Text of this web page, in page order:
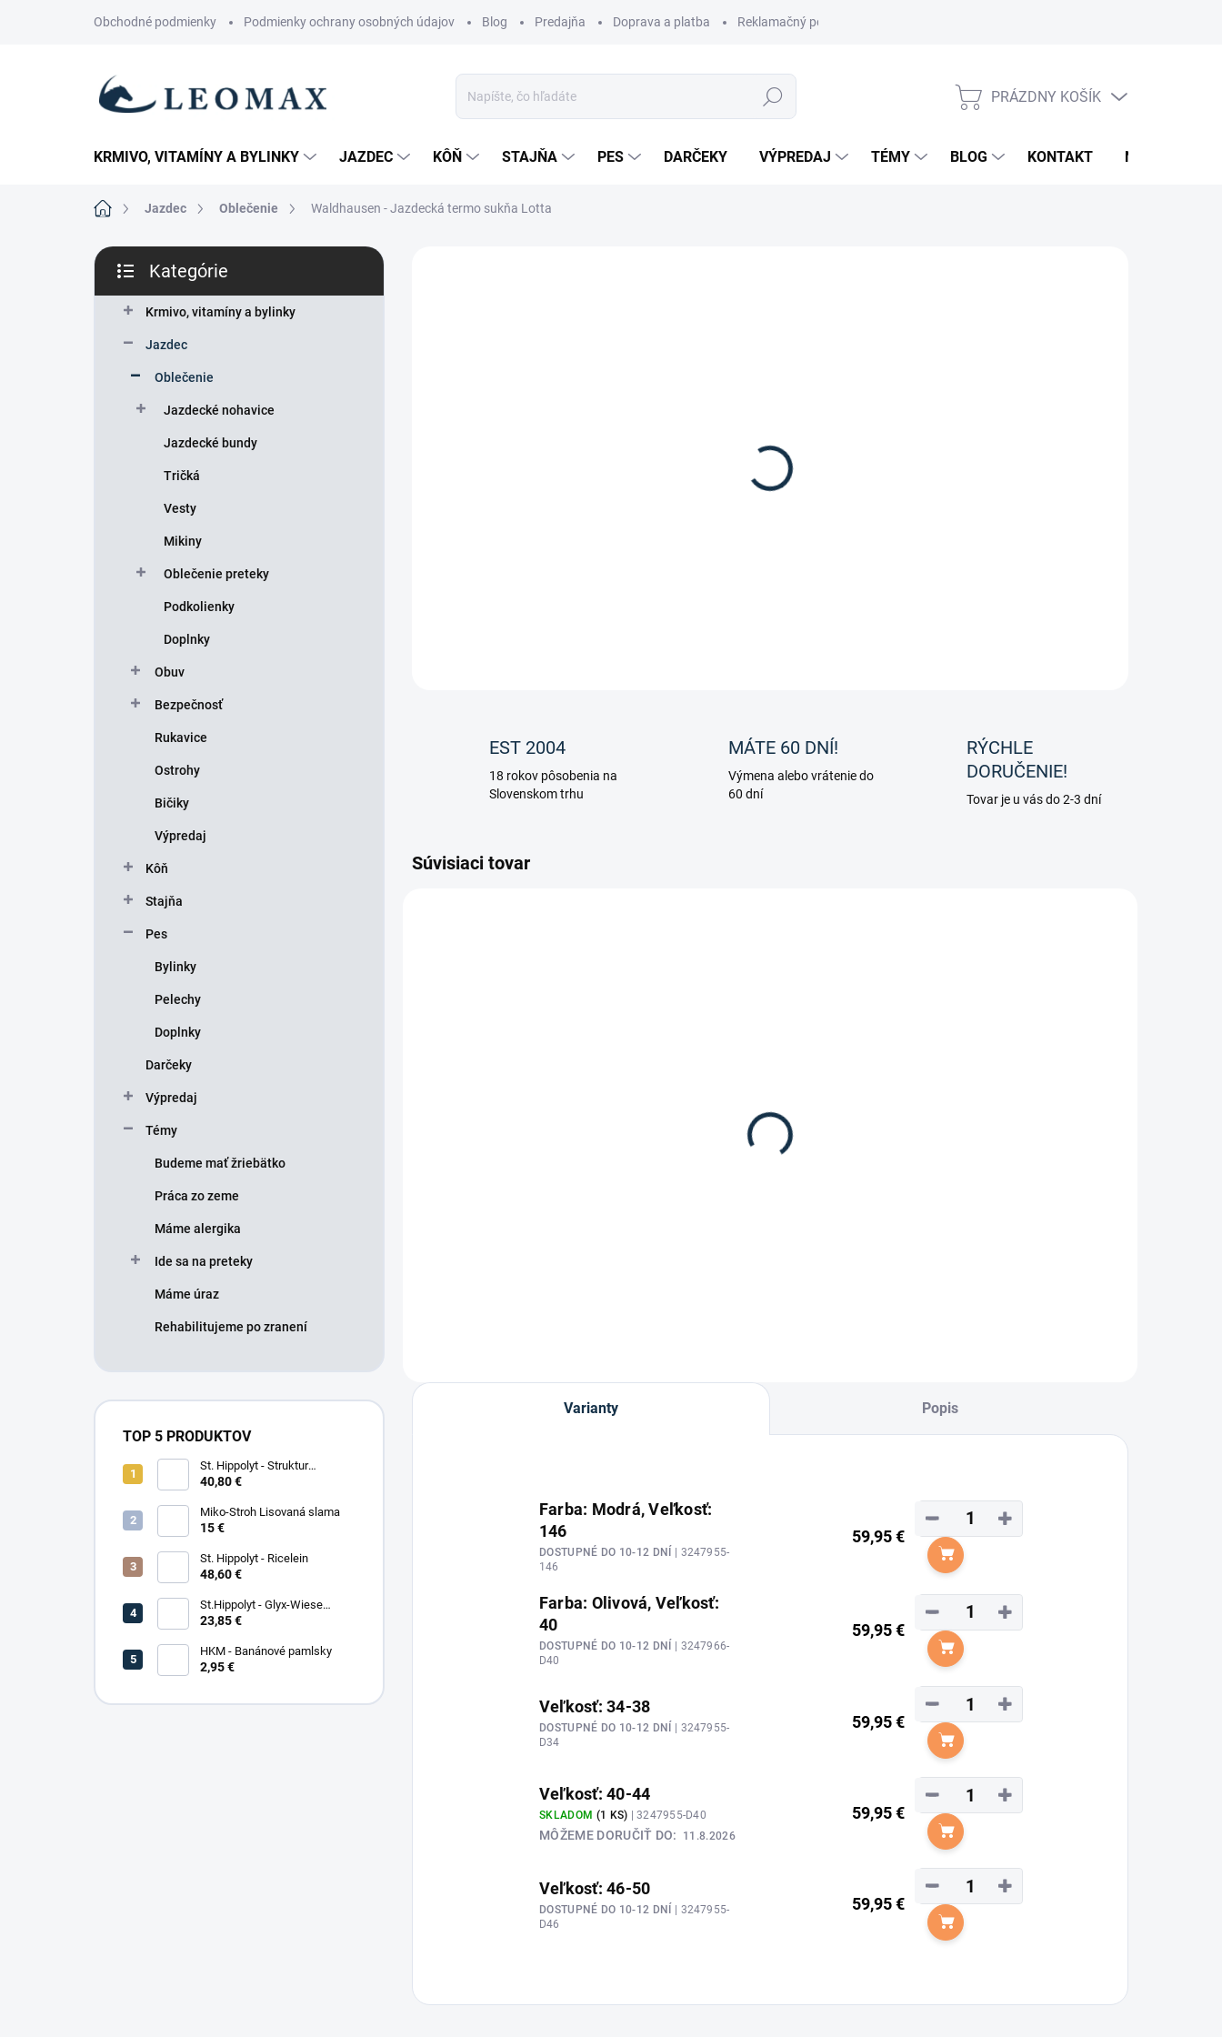
Obchodné podmienky Podmienky ochrany osobných údajov Blog Predajňa Doprava a platba Reklamačný poriadok
Hľadať
NÁKUPNÝ
PRÁZDNY KOŠÍK
KRMIVO, VITAMÍNY A BYLINKY JAZDEC KÔŇ STAJŇA PES DARČEKY VÝPREDAJ TÉMY BLOG KONTAKT NOVINKY
DomovJazdec Oblečenie Waldhausen - Jazdecká termo sukňa Lotta
B
č
kategórie
Kategórie
Krmivo, vitamíny a bylinky
Jazdec
Oblečenie
Jazdecké nohavice
Jazdecké bundy
Tričká
Vesty
Mikiny
Oblečenie preteky
Podkolienky
Doplnky
Obuv
Bezpečnosť
Rukavice
Ostrohy
Bičiky
Výpredaj
Kôň
Stajňa
Pes
Bylinky
Pelechy
Doplnky
Darčeky
Výpredaj
Témy
Budeme mať žriebätko
Práca zo zeme
Máme alergika
Ide sa na preteky
Máme úraz
Rehabilitujeme po zranení
TOP 5 PRODUKTOV
St. Hippolyt - Struktur
Energetikum
40,80 €
Miko-Stroh Lisovaná slama
15 €
St. Hippolyt - Ricelein
48,60 €
St.Hippolyt - Glyx-Wiese
Seniorfaser
23,85 €
HKM - Banánové pamlsky
2,95 €
DETAILNÉ INFORMÁCIE
EST 2004
18 rokov pôsobenia na
Slovenskom trhu
MÁTE 60 DNÍ!
Výmena alebo vrátenie do
60 dní
RÝCHLE
DORUČENIE!
Tovar je u vás do 2-3 dní
Súvisiaci tovar
Varianty Popis
Farba: Modrá, Veľkosť:
146
DOSTUPNÉ DO 10-12 DNÍ
| 3247955-
146
59,95 €
+
−
Do košíka
Farba: Olivová, Veľkosť:
40
DOSTUPNÉ DO 10-12 DNÍ
| 3247966-
D40
59,95 €
+
−
Do košíka
Veľkosť: 34-38
DOSTUPNÉ DO 10-12 DNÍ | 3247955-
D34
59,95 €
+
−
Do košíka
Veľkosť: 40-44
SKLADOM (1 KS) | 3247955-D40
MÔŽEME DORUČIŤ DO: 11.8.2026
59,95 €
+
−
Do košíka
Veľkosť: 46-50
DOSTUPNÉ DO 10-12 DNÍ | 3247955-
D46
59,95 €
+
−
Do košíka